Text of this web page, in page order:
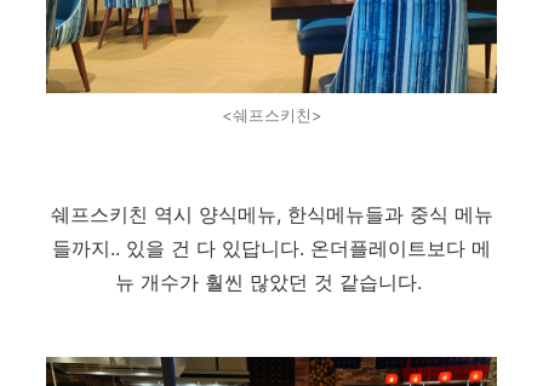
<쉐프스키친>
쉐프스키친 역시 양식메뉴, 한식메뉴들과 중식 메뉴
들까지.. 있을 건 다 있답니다. 온더플레이트보다 메
뉴 개수가 훨씬 많았던 것 같습니다.